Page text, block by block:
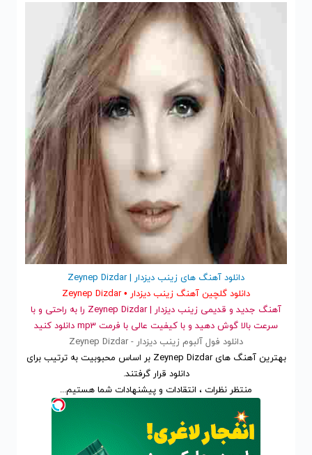
دانلود آهنگ های زینب دیزدار | Zeynep Dizdar
دانلود گلچین آهنگ زینب دیزدار • Zeynep Dizdar
آهنگ جدید
و قدیمی زینب دیزدار | Zeynep Dizdar را به راحتی و با
سرعت بالا گوش دهید و با کیفیت عالی با فرمت mp3 دانلود کنید
دانلود فول آلبوم زینب دیزدار - Zeynep Dizdar
بهترین آهنگ های Zeynep Dizdar
بر اساس محبوبیتبه ترتیب برای
دانلود قرار گرفتند.
منتظر نظرات ، انتقادات و پیشنهادات شما هستیم...